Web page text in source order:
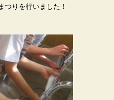
つりを行いました！